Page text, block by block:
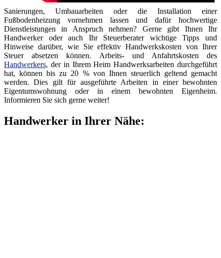
Sanierungen, Umbauarbeiten oder die Installation einer
Fußbodenheizung vornehmen lassen und dafür hochwertige
Dienstleistungen in Anspruch nehmen? Gerne gibt Ihnen Ihr
Handwerker oder auch Ihr Steuerberater wichtige Tipps und
Hinweise darüber, wie Sie effektiv Handwerkskosten von Ihrer
Steuer absetzen können. Arbeits- und Anfahrtskosten des
Handwerkers, der in Ihrem Heim Handwerksarbeiten durchgeführt
hat, können bis zu 20 % von Ihnen steuerlich geltend gemacht
werden. Dies gilt für ausgeführte Arbeiten in einer bewohnten
Eigentumswohnung oder in einem bewohnten Eigenheim.
Informieren Sie sich gerne weiter!
Handwerker in Ihrer Nähe: